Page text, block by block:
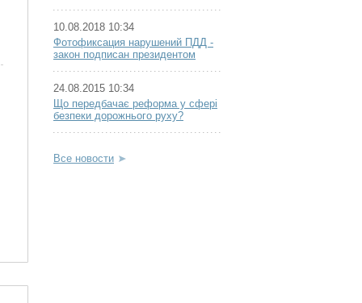
10.08.2018 10:34
Фотофиксация нарушений ПДД -
закон подписан президентом
24.08.2015 10:34
Що передбачає реформа у сфері
безпеки дорожнього руху?
Все новости